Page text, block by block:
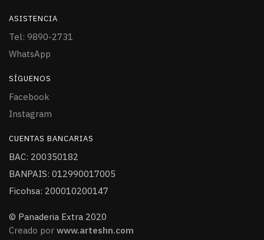
ASISTENCIA
Tel: 9890-2731
WhatsApp
SÍGUENOS
Facebook
Instagram
CUENTAS BANCARIAS
BAC: 200350182
BANPAIS: 012990017005
Ficohsa: 200010200147
© Panaderia Extra 2020
Creado por www.arteshn.com